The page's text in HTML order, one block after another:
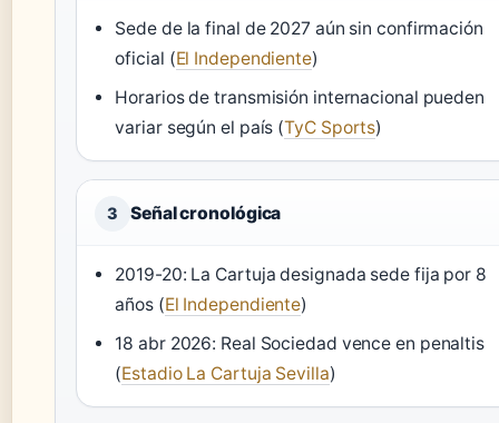
Sede de la final de 2027 aún sin confirmación
oficial (El Independiente)
Horarios de transmisión internacional pueden
variar según el país (TyC Sports)
3 Señal cronológica
2019-20: La Cartuja designada sede fija por 8
años (El Independiente)
18 abr 2026: Real Sociedad vence en penaltis
(Estadio La Cartuja Sevilla)